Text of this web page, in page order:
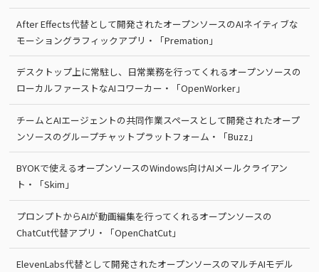
After Effects代替として開発されたオープンソースのAIネイティブな
モーショングラフィックアプリ・「Premation」
デスクトップ上に常駐し、日常業務を行ってくれるオープンソースの
ローカルファーストなAIコワーカー・「OpenWorker」
チームとAIエージェントの共同作業スペースとして開発されたオープ
ンソースのグループチャットプラットフォーム・「Buzz」
BYOKで使えるオープンソースのWindows向けAIメールクライアン
ト・「Skim」
プロンプトからAIが動画編集を行ってくれるオープンソースの
ChatCut代替アプリ・「OpenChatCut」
ElevenLabs代替として開発されたオープンソースのマルチAIモデル